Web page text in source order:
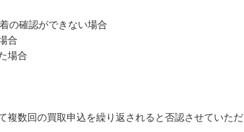
の確認ができない場合
合
場合
複数回の買取申込を繰り返されると否認させていただ